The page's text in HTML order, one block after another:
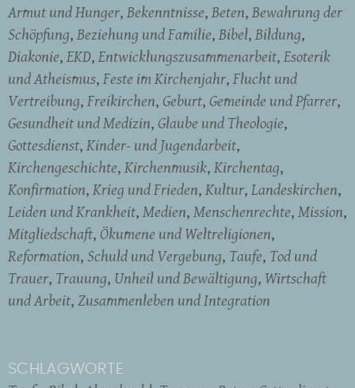
Armut und Hunger Bekenntnisse Beten Bewahrung der
Schöpfung Beziehung und Familie Bibel Bildung
Diakonie EKD Entwicklungszusammenarbeit Esoterik
und Atheismus Feste im Kirchenjahr Flucht und
Vertreibung Freikirchen Geburt Gemeinde und Pfarrer
Gesundheit und Medizin Glaube und Theologie
Gottesdienst Kinder- und Jugendarbeit
Kirchengeschichte Kirchenmusik Kirchentag
Konfirmation Krieg und Frieden Kultur Landeskirchen
Leiden und Krankheit Medien Menschenrechte Mission
Mitgliedschaft Ökumene und Weltreligionen
Reformation Schuld und Vergebung Taufe Tod und
Trauer Trauung Unheil und Bewältigung Wirtschaft
und Arbeit Zusammenleben und Integration
SCHLAGWORTE